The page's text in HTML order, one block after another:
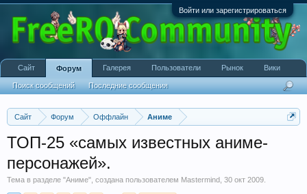
Войти или зарегистрироваться
Сайт Форум Оффлайн Аниме
ТОП-25 «самых известных аниме-
персонажей».
Тема в разделе "Аниме", создана пользователем Mastermind 30 окт 2009
Сайт Форум
Поиск сообщений Последние сообщения
Галерея Пользователи Рынок Вики